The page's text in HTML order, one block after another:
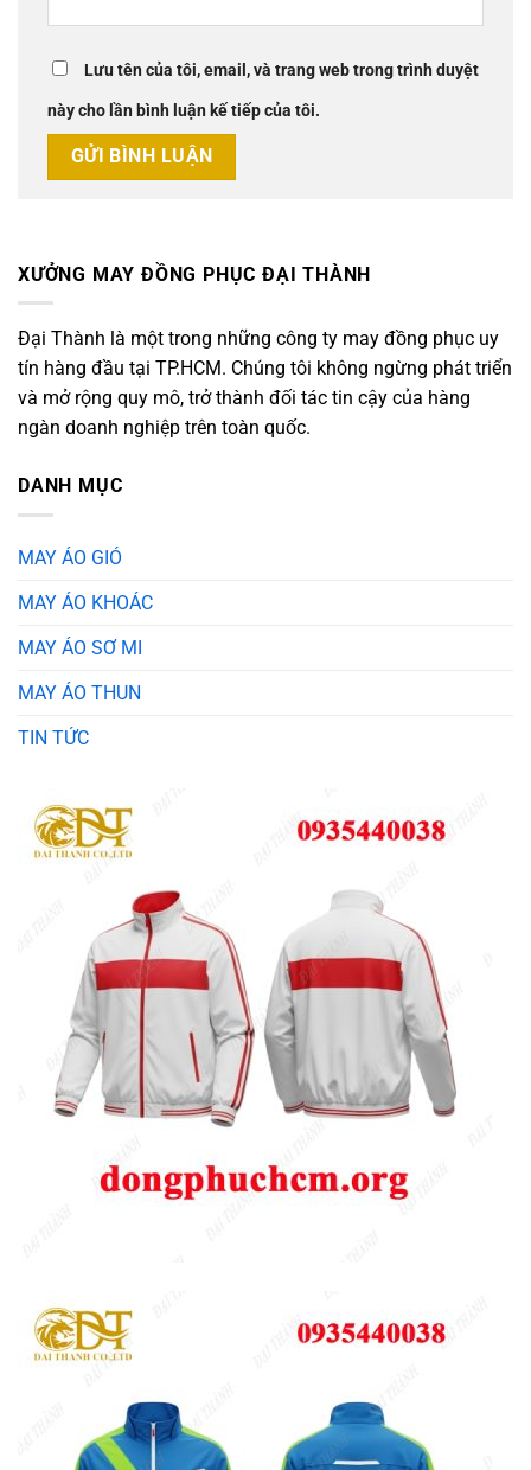
Lưu tên của tôi, email, và trang web trong trình duyệt
này cho lần bình luận kế tiếp của tôi.
XƯỞNG MAY ĐỒNG PHỤC ĐẠI THÀNH
Đại Thành là một trong những công ty may đồng phục uy
tín hàng đầu tại TP.HCM. Chúng tôi không ngừng phát triển
và mở rộng quy mô, trở thành đối tác tin cậy của hàng
ngàn doanh nghiệp trên toàn quốc.
DANH MỤC
MAY ÁO GIÓ
MAY ÁO KHOÁC
MAY ÁO SƠ MI
MAY ÁO THUN
TIN TỨC